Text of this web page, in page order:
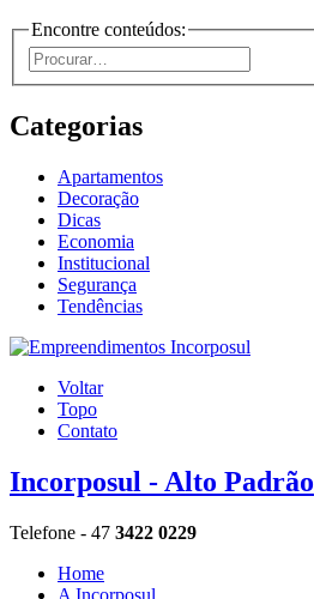
Encontre conteúdos:
Categorias
Apartamentos
Decoração
Dicas
Economia
Institucional
Segurança
Tendências
Voltar
Topo
Contato
Incorposul - Alto Padrão
Telefone - 47 3422 0229
Home
A Incorposul